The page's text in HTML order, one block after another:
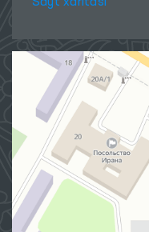
Sayt xaritasi